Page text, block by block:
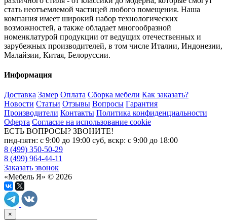
стать неотъемлемой частицей любого помещения. Наша
компания имеет широкий набор технологических
возможностей, а также обладает многообразной
номенклатурой продукции от ведущих отечественных и
зарубежных производителей, в том числе Италии, Индонезии,
Малайзии, Китая, Белоруссии.
Информация
Доставка Замер Оплата Сборка мебели Как заказать?
Новости Статьи Отзывы Вопросы Гарантия
Производители Контакты Политика конфиденциальности
Оферта Согласие на использование cookie
ЕСТЬ ВОПРОСЫ? ЗВОНИТЕ!
пнд-пятн: с 9:00 до 19:00 суб, вскр: с 9:00 до 18:00
8 (499) 350-50-29
8 (499) 964-44-11
Заказать звонок
«Мебель Я» © 2026
×